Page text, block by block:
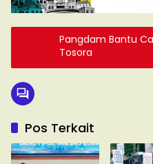
Pangdam Bantu
Tosora
Pos Terkait